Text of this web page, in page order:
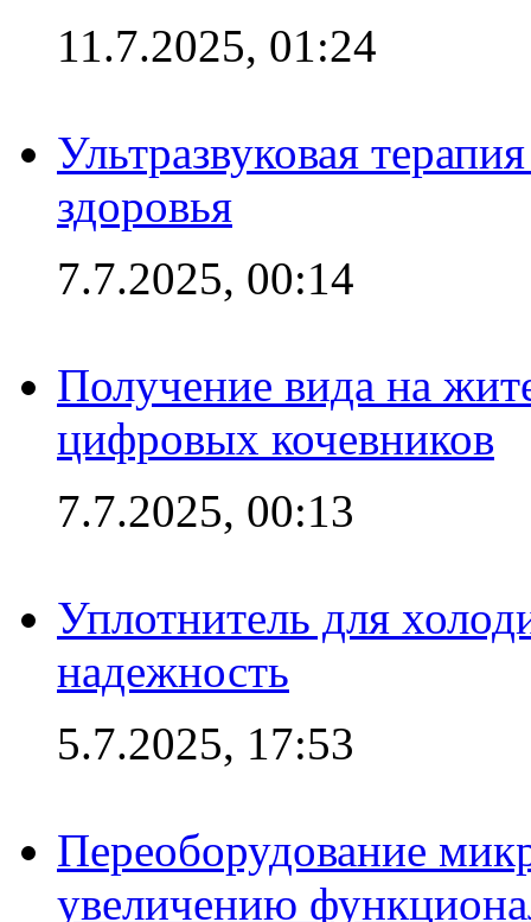
11.7.2025, 01:24
Ультразвуковая
здоровья
7.7.2025, 00:14
Получение вида на
цифровых кочевников
7.7.2025, 00:13
Уплотнитель для
надежность
5.7.2025, 17:53
Переоборудование
увеличению